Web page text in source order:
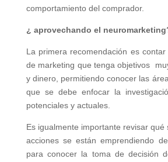
comportamiento del comprador.
¿ aprovechando el
La primera recomendación es
de marketing que tenga objetivos
y dinero, permitiendo conocer las
que se debe enfocar la
potenciales y actuales.
Es igualmente importante revisar qué
acciones se están emprendiendo
para conocer la toma de decisión